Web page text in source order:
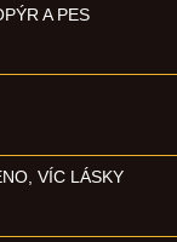
A PES
VÍC LÁSKY